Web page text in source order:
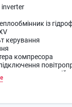
inverter
із
керування
компресора
при низькій
із підвищеною